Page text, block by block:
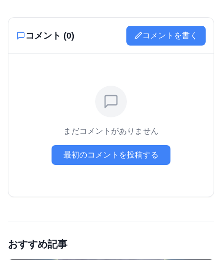
コメント (0) コメントを書く
まだコメントがありません
最初のコメントを投稿する
おすすめ記事